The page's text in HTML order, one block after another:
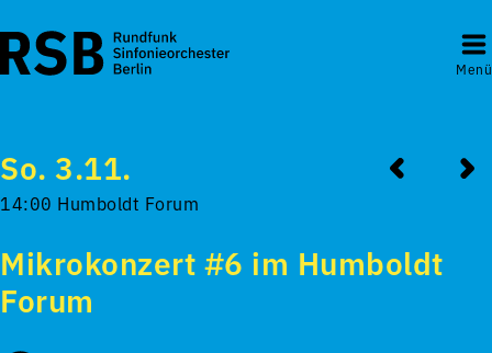
Menü
So. 3.11.
14:00 Humboldt Forum
Mikrokonzert #6 im Humboldt
Forum